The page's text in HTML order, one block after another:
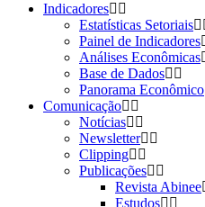
Indicadores
Estatísticas Setoriais
Painel de Indicadores
Análises Econômicas
Base de Dados
Panorama Econômico
Comunicação
Notícias
Newsletter
Clipping
Publicações
Revista Abinee
Estudos